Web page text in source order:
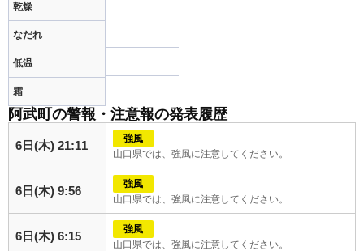
乾燥
なだれ
低温
霜
阿武町の警報・注意報の発表履歴
6日(木) 21:11
強風
山口県では、強風に注意してください。
6日(木) 9:56
強風
山口県では、強風に注意してください。
6日(木) 6:15
強風
山口県では、強風に注意してください。